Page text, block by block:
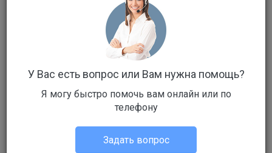
У Вас есть вопрос или Вам нужна помощь?
Я могу быстро помочь вам онлайн или по
телефону
Задать вопрос